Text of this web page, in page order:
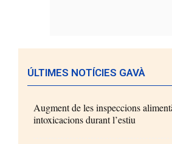
ÚLTIMES NOTÍCIES GAVÀ
Augment de les inspeccions
intoxicacions durant l’estiu